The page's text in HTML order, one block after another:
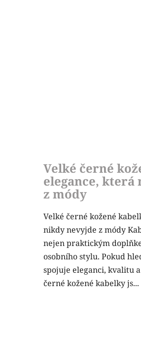
Velké černé
elegance,
z módy
Velké černé kožené
nikdy nevyjde z módy
nejen praktickým
osobního stylu. Pokud
spojuje eleganci, kvalitu
černé kožené kabelky js...